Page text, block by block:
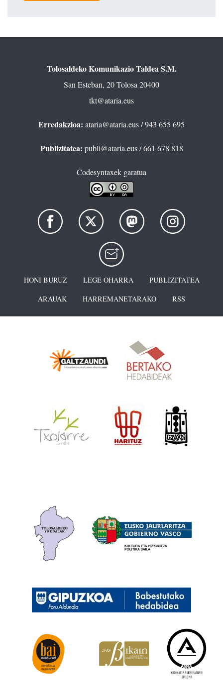
Tolosaldeko Komunikazio Taldea S.M.
San Esteban, 20 Tolosa 20400
tkt@ataria.eus
Erredakzioa: ataria@ataria.eus/ 943 655 695
Publizitatea: publi@ataria.eus/ 661 678 818
Codesyntaxek garatua
HONI BURUZ LEGE OHARRA
PUBLIZITATEA
ARAUAK
HARREMANETARAKO RSS